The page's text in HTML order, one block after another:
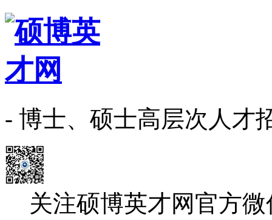
- 博士、硕士高层次人才
关注硕博英才网官方